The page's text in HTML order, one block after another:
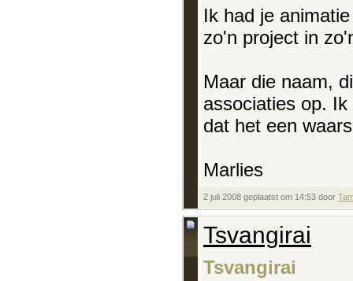
Ik had je
zo'n project in
Maar die naam,
associaties op.
dat het een
Marlies
2 juli 2008 geplaatst om 14:53 door
Tsvangirai
Tsvangirai